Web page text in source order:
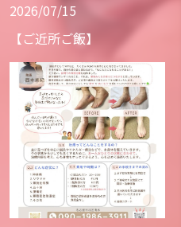
2026/07/15
【ご近所ご飯】